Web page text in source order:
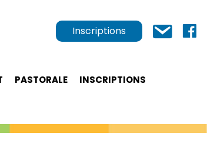
Inscriptions
PASTORALE
INSCRIPTIONS